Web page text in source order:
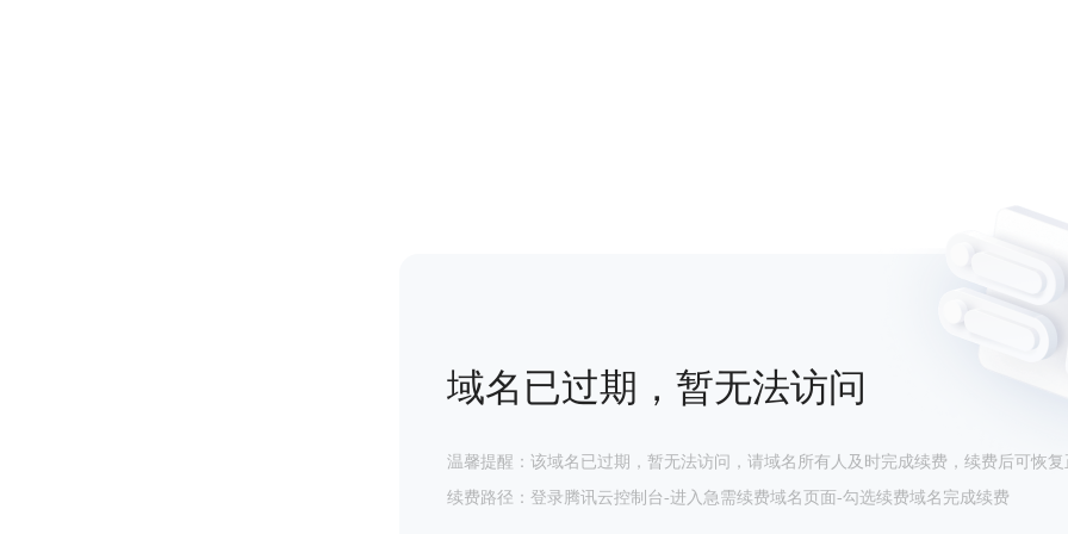
域名已过期，暂无法访问
温馨提醒：该域名已过期，暂无法访问，请域名所有人及时完成续费，续费后可恢复
续费路径：登录腾讯云控制台-进入急需续费域名页面-勾选续费域名完成续费